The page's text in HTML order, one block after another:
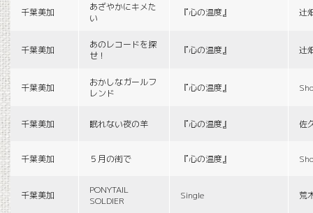
千葉美加
あざやかにキメた
い
『心の温度』 辻
千葉美加
あのレコードを探
せ！
『心の温度』 辻
千葉美加
おかしなガールフ
レンド
『心の温度』
千葉美加 眠れない夜の羊 『心の温度』 佐
千葉美加 ５月の街で 『心の温度』
千葉美加
PONYTAIL
SOLDIER
Single 荒